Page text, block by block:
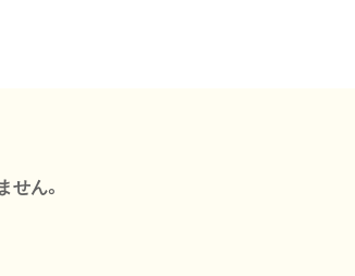
ん。